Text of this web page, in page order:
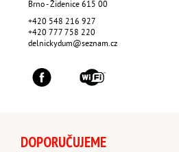
Brno - Židenice 615 00
+420 548 216 927
+420 777 758 220
delnickydum@seznam.cz
DOPORUČUJEME